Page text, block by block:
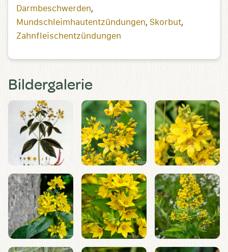
Darmbeschwerden,
Mundschleimhautentzündungen, Skorbut,
Zahnfleischentzündungen
Bildergalerie